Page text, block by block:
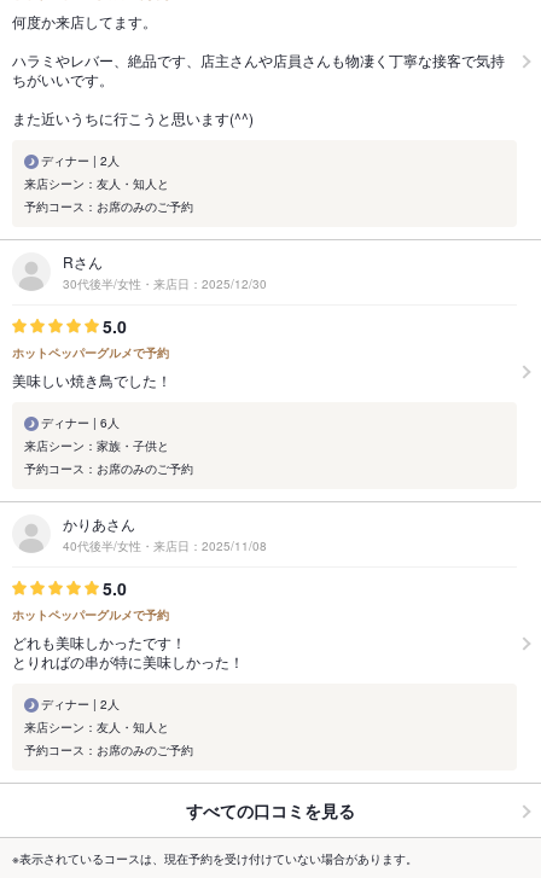
何度か来店してます。
ハラミやレバー、絶品です、店主さんや店員さんも物凄く丁寧な接客で気持
ちがいいです。
また近いうちに行こうと思います(^^)
ディナー | 2人
来店シーン：友人・知人と
予約コース：お席のみのご予約
Rさん
30代後半/女性・来店日：2025/12/30
5.0
ホットペッパーグルメで予約
美味しい焼き鳥でした！
ディナー | 6人
来店シーン：家族・子供と
予約コース：お席のみのご予約
かりあさん
40代後半/女性・来店日：2025/11/08
5.0
ホットペッパーグルメで予約
どれも美味しかったです！
とりればの串が特に美味しかった！
ディナー | 2人
来店シーン：友人・知人と
予約コース：お席のみのご予約
すべての口コミを見る
※表示されているコースは、現在予約を受け付けていない場合があります。